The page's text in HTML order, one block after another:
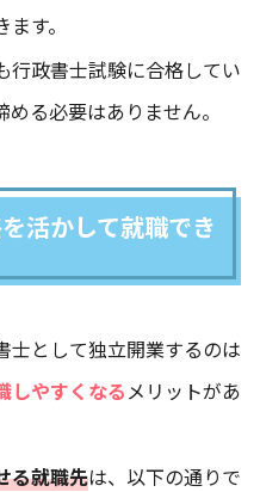
す。
行政書士試験に合格してい
る必要はありません。
活かして就職でき
士として独立開業するのは
しやすくなるメリットがあ
る就職先は、以下の通りで